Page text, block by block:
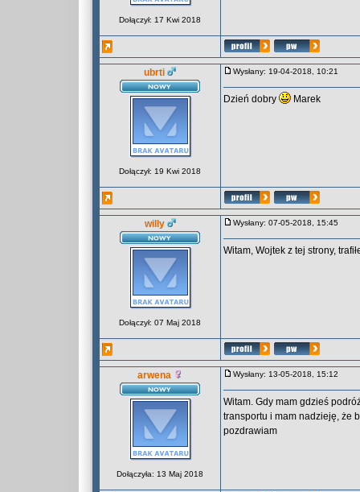
Dołączył: 17 Kwi 2018
ubrti
Dołączył: 19 Kwi 2018
Wysłany: 19-04-2018, 10:21
Dzień dobry Marek
willy
Dołączył: 07 Maj 2018
Wysłany: 07-05-2018, 15:45
Witam, Wojtek z tej strony,
arwena
Dołączyła: 13 Maj 2018
Wysłany: 13-05-2018, 15:12
Witam. Gdy mam gdzieś
transportu i mam nadzieję, że
pozdrawiam